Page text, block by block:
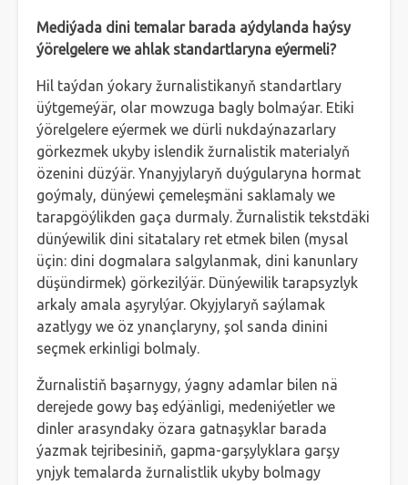
Mediýada dini temalar barada aýdylanda haýsy
ýörelgelere we ahlak standartlaryna eýermeli?
Hil taýdan ýokary žurnalistikanyň standartlary
üýtgemeýär, olar mowzuga bagly bolmaýar. Etiki
ýörelgelere eýermek we dürli nukdaýnazarlary
görkezmek ukyby islendik žurnalistik materialyň
özenini düzýär. Ynanyjylaryň duýgularyna hormat
goýmaly, dünýewi çemeleşmäni saklamaly we
tarapgöýlikden gaça durmaly. Žurnalistik tekstdäki
dünýewilik dini sitatalary ret etmek bilen (mysal
üçin: dini dogmalara salgylanmak, dini kanunlary
düşündirmek) görkezilýär. Dünýewilik tarapsyzlyk
arkaly amala aşyrylýar. Okyjylaryň saýlamak
azatlygy we öz ynançlaryny, şol sanda dinini
seçmek erkinligi bolmaly.
Žurnalistiň başarnygy, ýagny adamlar bilen nä
derejede gowy baş edýänligi, medeniýetler we
dinler arasyndaky özara gatnaşyklar barada
ýazmak tejribesiniň, gapma-garşylyklara garşy
ynjyk temalarda žurnalistlik ukyby bolmagy